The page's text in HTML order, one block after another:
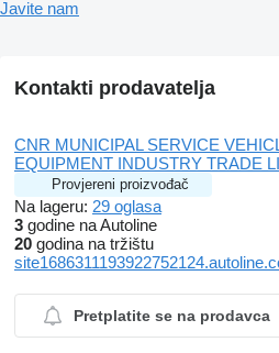
Javite nam
Kontakti prodavatelja
CNR MUNICIPAL SERVICE
EQUIPMENT INDUSTRY TRADE
Provjereni proizvođač
Na lageru: 29 oglasa
3 godine na Autoline
20 godina na tržištu
Pretplatite se na prodavca